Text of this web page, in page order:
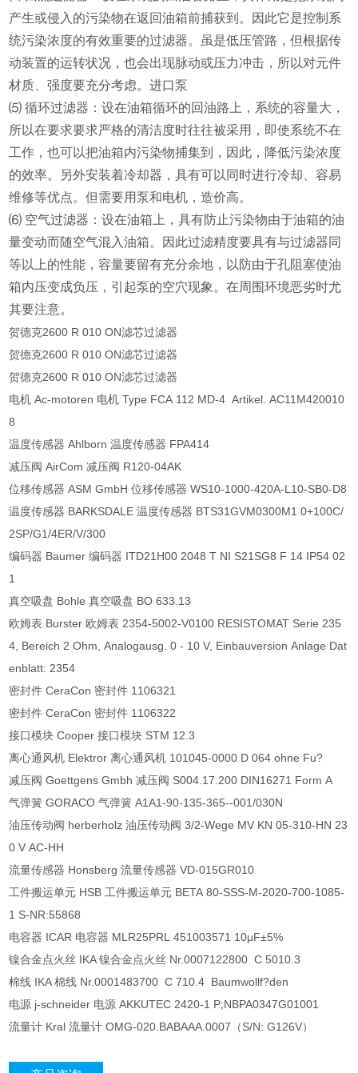
产生或侵入的污染物在返回油箱前捕获到。因此它是控制系
统污染浓度的有效重要的过滤器。虽是低压管路，但根据传
动装置的运转状况，也会出现脉动或压力冲击，所以对元件
材质、强度要充分考虑。进口泵
⑸ 循环过滤器：设在油箱循环的回油路上，系统的容量大，
所以在要求要求严格的清洁度时往往被采用，即使系统不在
工作，也可以把油箱内污染物捕集到，因此，降低污染浓度
的效率。另外安装着冷却器，具有可以同时进行冷却、容易
维修等优点。但需要用泵和电机，造价高。
⑹ 空气过滤器：设在油箱上，具有防止污染物由于油箱的油
量变动而随空气混入油箱。因此过滤精度要具有与过滤器同
等以上的性能，容量要留有充分余地，以防由于孔阻塞使油
箱内压变成负压，引起泵的空穴现象。在周围环境恶劣时尤
其要注意。
贺德克2600 R 010 ON滤芯过滤器
贺德克2600 R 010 ON滤芯过滤器
贺德克2600 R 010 ON滤芯过滤器
电机 Ac-motoren 电机 Type FCA 112 MD-4 Artikel. AC11M420010
8
温度传感器 Ahlborn 温度传感器 FPA414
减压阀 AirCom 减压阀 R120-04AK
位移传感器 ASM GmbH 位移传感器 WS10-1000-420A-L10-SB0-D8
温度传感器 BARKSDALE 温度传感器 BTS31GVM0300M1 0+100C/
2SP/G1/4ER/V/300
编码器 Baumer 编码器 ITD21H00 2048 T NI S21SG8 F 14 IP54 02
1
真空吸盘 Bohle 真空吸盘 BO 633.13
欧姆表 Burster 欧姆表 2354-5002-V0100 RESISTOMAT Serie 235
4, Bereich 2 Ohm, Analogausg. 0 - 10 V, Einbauversion Anlage Dat
enblatt: 2354
密封件 CeraCon 密封件 1106321
密封件 CeraCon 密封件 1106322
接口模块 Cooper 接口模块 STM 12.3
离心通风机 Elektror 离心通风机 101045-0000 D 064 ohne Fu?
减压阀 Goettgens Gmbh 减压阀 S004.17.200 DIN16271 Form A
气弹簧 GORACO 气弹簧 A1A1-90-135-365--001/030N
油压传动阀 herberholz 油压传动阀 3/2-Wege MV KN 05-310-HN 23
0 V AC-HH
流量传感器 Honsberg 流量传感器 VD-015GR010
工件搬运单元 HSB 工件搬运单元 BETA 80-SSS-M-2020-700-1085-
1 S-NR:55868
电容器 ICAR 电容器 MLR25PRL 451003571 10μF±5%
镍合金点火丝 IKA 镍合金点火丝 Nr.0007122800 C 5010.3
棉线 IKA 棉线 Nr.0001483700 C 710.4 Baumwollf?den
电源 j-schneider 电源 AKKUTEC 2420-1 P;NBPA0347G01001
流量计 Kral 流量计 OMG-020.BABAAA.0007（S/N: G126V）